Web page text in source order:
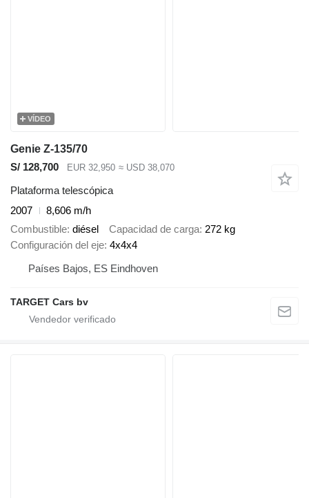
VÍDEO
Genie Z-135/70
S/ 128,700
EUR 32,950 ≈ USD 38,070
Plataforma telescópica
2007
8,606 m/h
Combustible diésel Capacidad de carga 272 kg
Configuración del eje 4x4x4
Países Bajos, ES Eindhoven
TARGET Cars bv